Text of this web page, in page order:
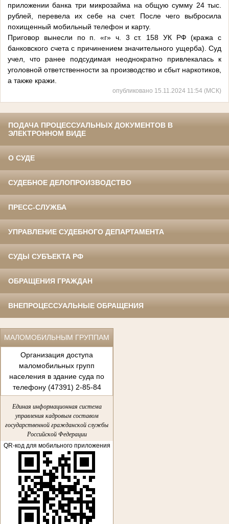
приложении банка три микрозайма на общую сумму 24 тыс.
рублей, перевела их себе на счет. После чего выбросила
похищенный мобильный телефон и карту.
Приговор вынесли по п. «г» ч. 3 ст. 158 УК РФ (кража с
банковского счета с причинением значительного ущерба). Суд
учел, что ранее подсудимая неоднократно привлекалась к
уголовной ответственности за производство и сбыт наркотиков,
а также кражи.
опубликовано 15.11.2024 11:54 (МСК)
ПОДАЧА ПРОЦЕССУАЛЬНЫХ ДОКУМЕНТОВ В
ЭЛЕКТРОННОМ ВИДЕ
О СУДЕ
СУДЕБНОЕ ДЕЛОПРОИЗВОДСТВО
ПРЕСС-СЛУЖБА
УПРАВЛЕНИЕ СУДЕБНОГО ДЕПАРТАМЕНТА
СУДЫ СУБЪЕКТА РФ
ОБРАЩЕНИЯ ГРАЖДАН
ВНЕПРОЦЕССУАЛЬНЫЕ ОБРАЩЕНИЯ
МАЛОМОБИЛЬНЫМ ГРУППАМ
Организация доступа
маломобильных групп
населения в здание суда по
телефону (47391) 2-85-84
Единая информационная система
управления кадровым составом
государственной гражданской службы
Российской Федерации
QR-код для мобильного приложения